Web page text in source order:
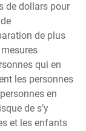
de dollars pour
de plus
qui en
les personnes
en
de s’y
et les enfants